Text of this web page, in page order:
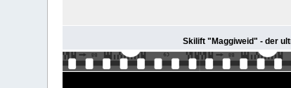
Skilift "Maggiweid" - der